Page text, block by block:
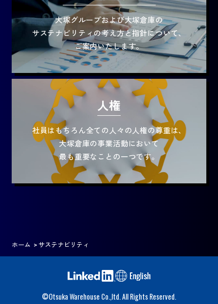
大塚グループおよび大塚倉庫の
サステナビリティの考え方と指針について、
ご案内いたします。
人権
社員はもちろん全ての人々の人権の尊重は、
大塚倉庫の事業活動において
最も重要なことの一つです。
ホーム サステナビリティ
©Otsuka Warehouse Co.,ltd. All Rights Reserved.